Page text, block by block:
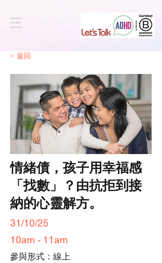
< 返回
情緒債，孩子用幸福感
「找數」？由抗拒到接
納的心靈解方。
31/10/25
10am - 11am
參與形式：線上